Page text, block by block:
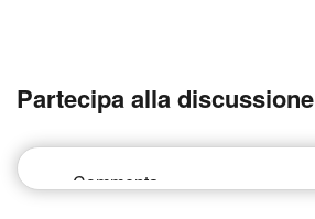
Partecipa alla discussione